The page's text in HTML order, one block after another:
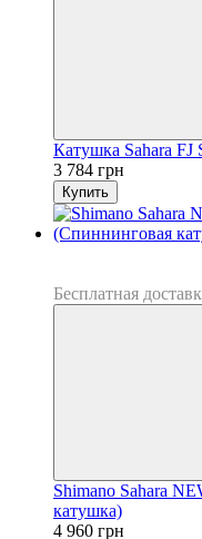
Катушка Sahara
3 784 грн
Купить
Бесплатная
Shimano Sahara
катушка)
4 960 грн